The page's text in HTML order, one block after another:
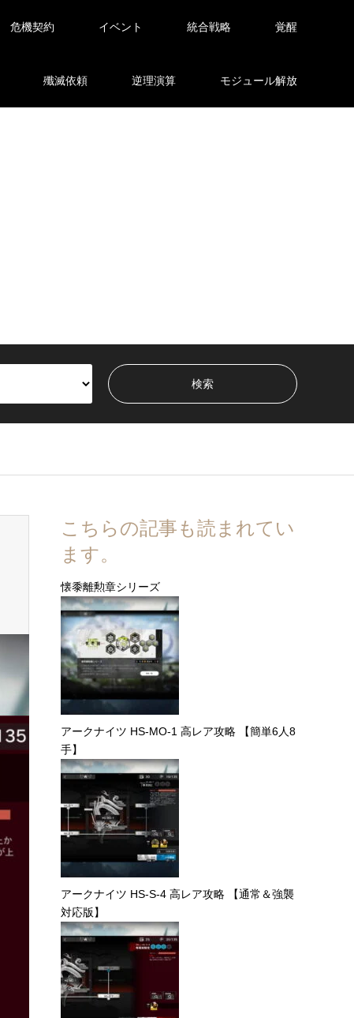
危機契約 イベント 統合戦略 覚醒
殲滅依頼 逆理演算 モジュール解放
こちらの記事も読まれてい
ます。
懐黍離勲章シリーズ
アークナイツ HS-MO-1 高レア攻略 【簡単6人8
手】
アークナイツ HS-S-4 高レア攻略 【通常＆強襲
対応版】